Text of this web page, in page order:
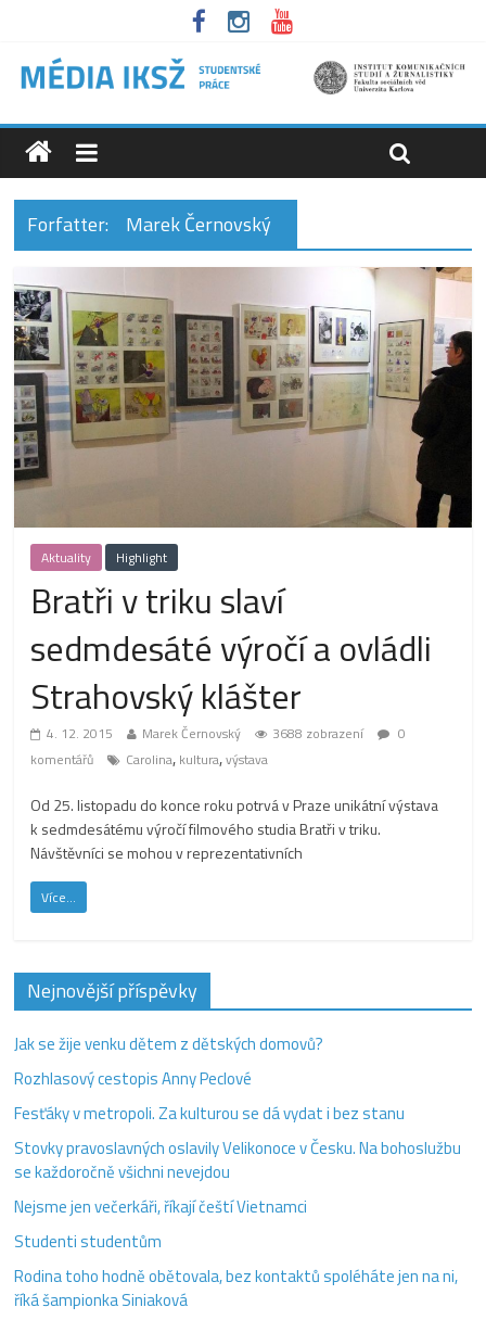
Forfatter: Marek Černovský
Aktuality Highlight
Bratři v triku slaví
sedmdesáté výročí a ovládli
Strahovský klášter
4. 12. 2015 Marek Černovský 3688 zobrazení
0
komentářů
Carolina, kultura,výstava
Od 25. listopadu do konce roku potrvá v Praze unikátní výstava
k sedmdesátému výročí filmového studia Bratři v triku.
Návštěvníci se mohou v reprezentativních
Více...
Nejnovější příspěvky
Jak se žije venku dětem z dětských domovů?
Rozhlasový cestopis Anny Peclové
Fesťáky v metropoli. Za kulturou se dá vydat i bez stanu
Stovky pravoslavných oslavily Velikonoce v Česku. Na bohoslužbu
se každoročně všichni nevejdou
Nejsme jen večerkáři, říkají čeští Vietnamci
Studenti studentům
Rodina toho hodně obětovala, bez kontaktů spoléháte jen na ni,
říká šampionka Siniaková